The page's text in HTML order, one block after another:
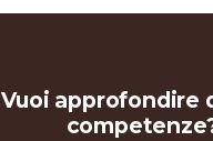
Vuoi approfondire